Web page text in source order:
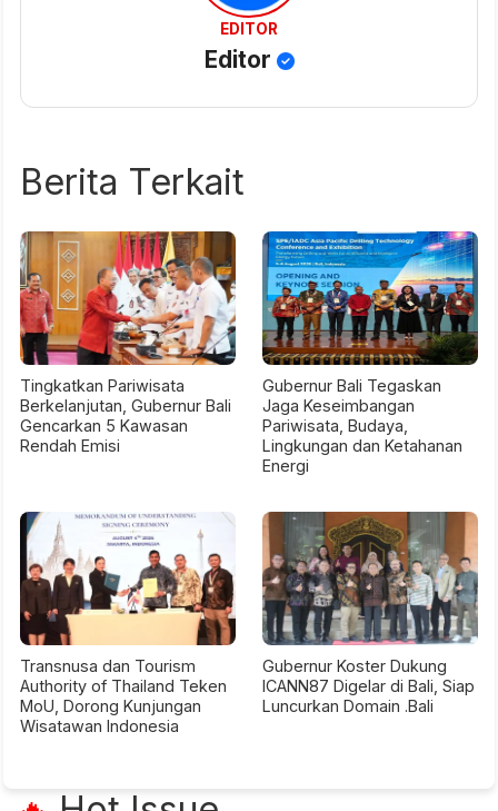
EDITOR
Editor
Berita Terkait
Tingkatkan Pariwisata
Berkelanjutan, Gubernur Bali
Gencarkan 5 Kawasan
Rendah Emisi
Gubernur Bali Tegaskan
Jaga Keseimbangan
Pariwisata, Budaya,
Lingkungan dan Ketahanan
Energi
Transnusa dan Tourism
Authority of Thailand Teken
MoU, Dorong Kunjungan
Wisatawan Indonesia
Gubernur Koster Dukung
ICANN87 Digelar di Bali, Siap
Luncurkan Domain .Bali